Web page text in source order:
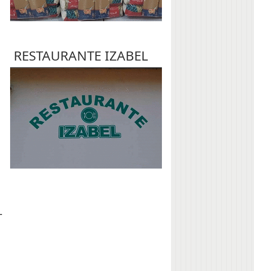
RESTAURANTE IZABEL